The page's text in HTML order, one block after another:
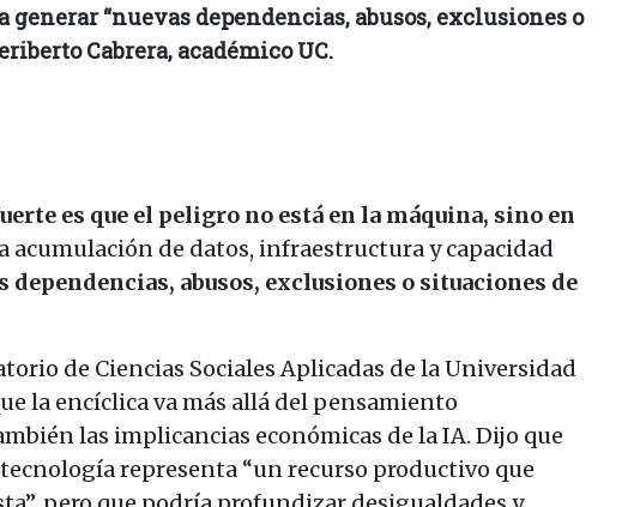
“nuevas dependencias, abusos, exclusiones o
Cabrera, académico UC.
es que el peligro no está en la máquina, sino en
acumulación de datos, infraestructura y capacidad
dependencias, abusos, exclusiones o situaciones de
de Ciencias Sociales Aplicadas de la Universidad
la encíclica va más allá del pensamiento
las implicancias económicas de la IA. Dijo que
representa “un recurso productivo que